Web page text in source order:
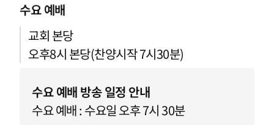
수요 예배
교회 본당
오후8시 본당(찬양시작 7시30분)
수요 예배 방송 일정 안내
수요 예배 : 수요일 오후 7시 30분